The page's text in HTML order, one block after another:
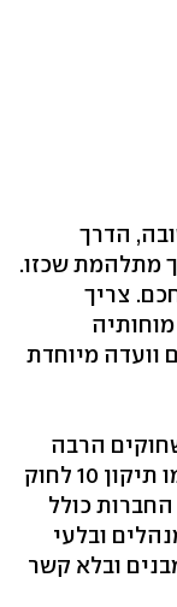
הדרך
מתלהמת שכזו.
צריך
וועדה מיוחדת
הרבה
יותר חשובים לטיפול בנושאים אלו, כמו תיקון 10 לחוק
כולל
ובלעי
ובלא קשר